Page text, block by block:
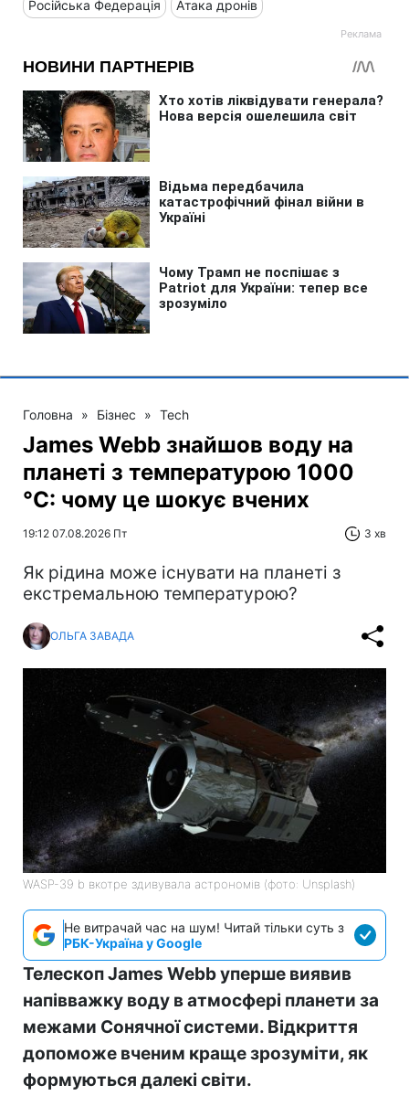
Російська Федерація Атака дронів
Головна » Бізнес » Tech
James Webb знайшов воду на
планеті з температурою 1000
°C: чому це шокує вчених
19:12 07.08.2026 Пт 3 хв
Як рідина може існувати на планеті з
екстремальною температурою?
ОЛЬГА ЗАВАДА
WASP-39 b вкотре здивувала астрономів (фото: Unsplash)
Не витрачай час на шум! Читай тільки суть з
РБК-Україна у Google
Телескоп James Webb уперше виявив
напівважку воду в атмосфері планети за
межами Сонячної системи. Відкриття
допоможе вченим краще зрозуміти, як
формуються далекі світи.